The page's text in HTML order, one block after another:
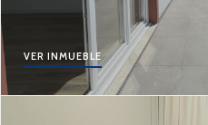
VER INMUEBLE